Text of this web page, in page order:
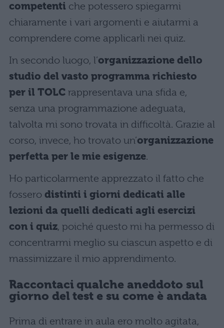
competenti che potessero spiegarmi
chiaramente i vari argomenti e aiutarmi a
comprendere come applicarli nei quiz.
In secondo luogo, l’organizzazione dello
studio del vasto programma richiesto
per il TOLC rappresentava una sfida e,
senza una programmazione adeguata,
talvolta mi sono trovata in difficoltà. Grazie al
corso, invece, ho trovato un’organizzazione
perfetta per le mie esigenze.
Ho particolarmente apprezzato il fatto che
fossero distinti i giorni dedicati alle
lezioni da quelli dedicati agli esercizi
con i quiz, poiché questo mi ha permesso di
concentrarmi meglio su ciascun aspetto e di
massimizzare il mio apprendimento.
Raccontaci qualche aneddoto sul
giorno del test e su come è andata
Prima di entrare in aula ero molto agitata,